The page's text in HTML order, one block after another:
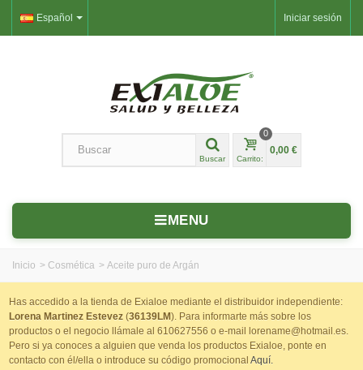
Iniciar sesión
Español
Buscar Carrito:
0
0,00 €
MENU
Inicio > Cosmética > Aceite puro de Argán
Has accedido a la tienda de Exialoe mediante el distribuidor independiente:
Lorena Martinez Estevez (36139LM). Para informarte más sobre los
productos o el negocio llámale al 610627556 o e-mail lorename@hotmail.es.
Pero si ya conoces a alguien que venda los productos Exialoe, ponte en
contacto con él/ella o introduce su código promocional Aquí.